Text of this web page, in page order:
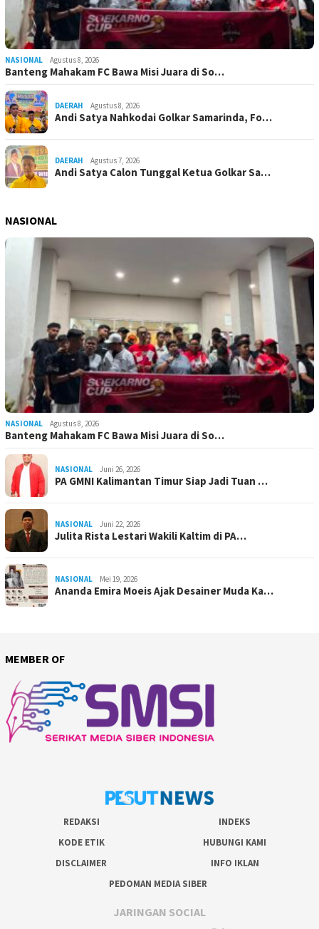
NASIONAL Agustus 8, 2026
Banteng Mahakam FC Bawa Misi Juara di So…
DAERAH Agustus 8, 2026
Andi Satya Nahkodai Golkar Samarinda, Fo…
DAERAH Agustus 7, 2026
Andi Satya Calon Tunggal Ketua Golkar Sa…
NASIONAL
NASIONAL Agustus 8, 2026
Banteng Mahakam FC Bawa Misi Juara di So…
NASIONAL Juni 26, 2026
PA GMNI Kalimantan Timur Siap Jadi Tuan …
NASIONAL Juni 22, 2026
Julita Rista Lestari Wakili Kaltim di PA…
NASIONAL Mei 19, 2026
Ananda Emira Moeis Ajak Desainer Muda Ka…
MEMBER OF
REDAKSI
INDEKS
KODE ETIK
HUBUNGI KAMI
DISCLAIMER
INFO IKLAN
PEDOMAN MEDIA SIBER
JARINGAN SOCIAL